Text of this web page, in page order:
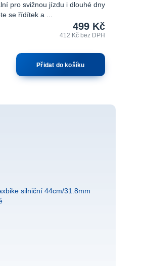
pro svižnou jízdu i dlouhé dny
se řídítek a ...
499 Kč
412 Kčbez DPH
Přidat do košíku